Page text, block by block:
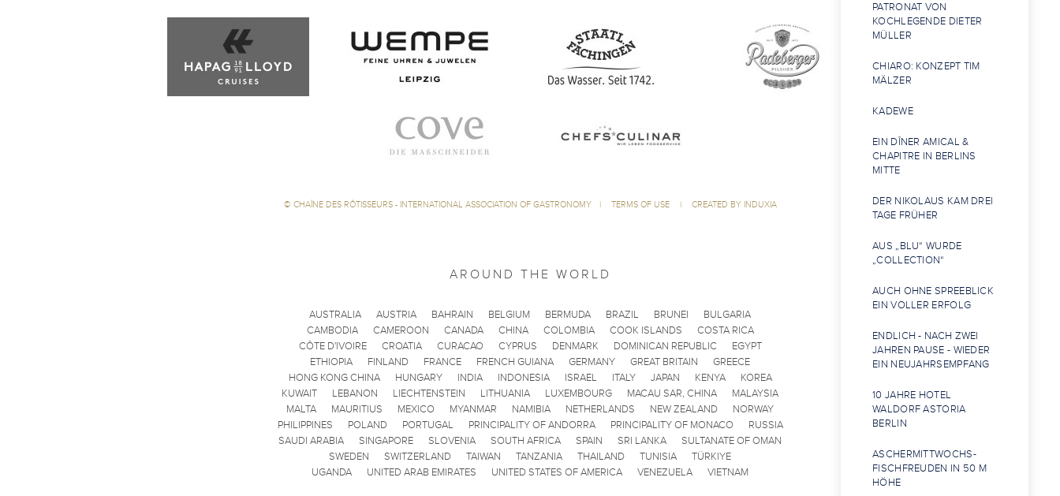
PATRONAT VON
KOCHLEGENDE DIETER
MÜLLER
CHIARO: KONZEPT TIM
MÄLZER
KADEWE
EIN DÎNER AMICAL &
CHAPITRE IN BERLINS
MITTE
DER NIKOLAUS KAM DREI
TAGE FRÜHER
AUS „BLU“ WURDE
„COLLECTION“
AUCH OHNE SPREEBLICK
EIN VOLLER ERFOLG
ENDLICH - NACH ZWEI
JAHREN PAUSE - WIEDER
EIN NEUJAHRSEMPFANG
10 JAHRE HOTEL
WALDORF ASTORIA
BERLIN
ASCHERMITTWOCHS-
FISCHFREUDEN IN 50 M
HÖHE
© CHAÎNE DES RÔTISSEURS - INTERNATIONAL ASSOCIATION OF GASTRONOMY | TERMS OF USE | CREATED BY INDUXIA
AROUND THE WORLD
AUSTRALIA AUSTRIA BAHRAIN BELGIUM BERMUDA BRAZIL BRUNEI
BULGARIA
CAMBODIA
CAMEROON CANADA CHINA COLOMBIA COOK ISLANDS
COSTA RICA
CÔTE D'IVOIRE
CROATIA CURACAO CYPRUS DENMARK DOMINICAN REPUBLIC
EGYPT
ETHIOPIA
FINLAND FRANCE FRENCH GUIANA GERMANY GREAT BRITAIN
GREECE
HONG KONG CHINA
HUNGARY INDIA INDONESIA ISRAEL ITALY JAPAN KENYA
KOREA
KUWAIT
LEBANON LIECHTENSTEIN LITHUANIA LUXEMBOURG MACAU SAR, CHINA
MALAYSIA
MALTA
MAURITIUS MEXICO MYANMAR NAMIBIA NETHERLANDS NEW ZEALAND
NORWAY
PHILIPPINES
POLAND PORTUGAL PRINCIPALITY OF ANDORRA PRINCIPALITY OF MONACO
RUSSIA
SAUDI ARABIA
SINGAPORE SLOVENIA SOUTH AFRICA SPAIN SRI LANKA
SULTANATE OF OMAN
SWEDEN
SWITZERLAND TAIWAN TANZANIA THAILAND TUNISIA
TÜRKIYE
UGANDA
UNITED ARAB EMIRATES UNITED STATES OF AMERICA VENEZUELA VIETNAM